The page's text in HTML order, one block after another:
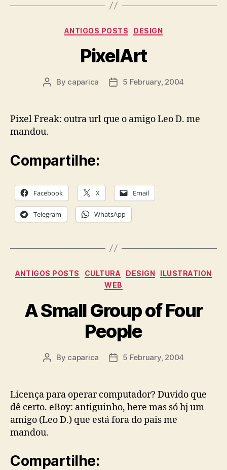
Categories
ANTIGOS POSTS DESIGN
PixelArt
Post
By caparica
Post5 February, 2004
Pixel Freak: outra url que o amigo Leo D. me
mandou.
Compartilhe:
Facebook X Email
Telegram WhatsApp
Categories
ANTIGOS POSTS CULTURA DESIGN
ILUSTRATION
WEB
A Small Group of Four
People
Post
By caparica
Post5 February, 2004
Licença para operar computador? Duvido que
dê certo. eBoy: antiguinho, here mas só hj um
amigo (Leo D.) que está fora do pais me
mandou.
Compartilhe: